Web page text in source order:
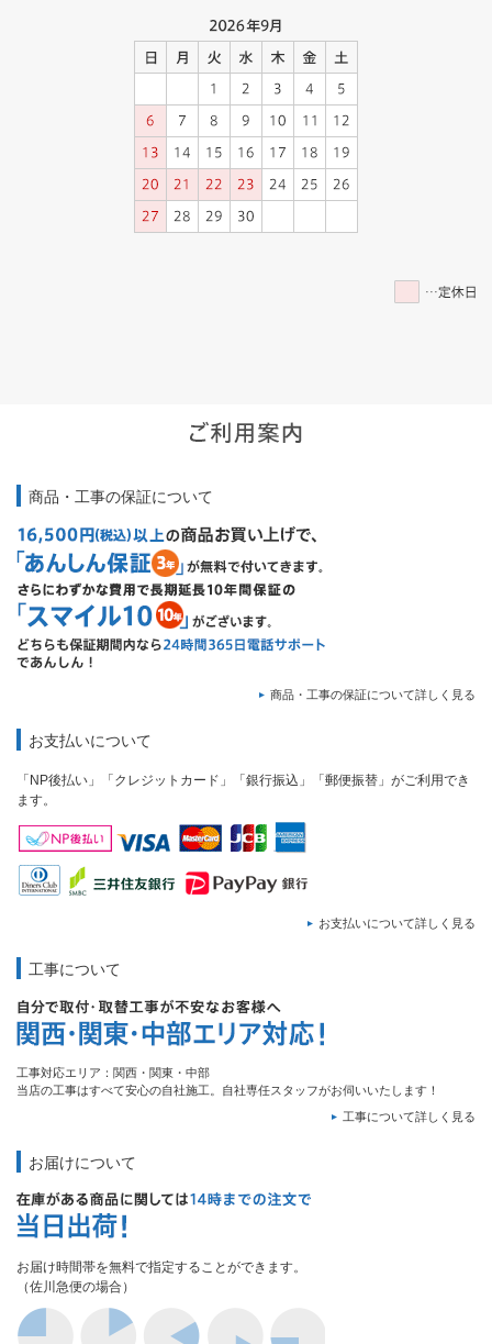
商品・工事の保証について
商品・工事の保証について詳しく見る
お支払いについて
「NP後払い」「クレジットカード」「銀行振込」「郵便振替」がご利用でき
ます。
お支払いについて詳しく見る
工事について
工事対応エリア：関西・関東・中部
当店の工事はすべて安心の自社施工。自社専任スタッフがお伺いいたします！
工事について詳しく見る
お届けについて
お届け時間帯を無料で指定することができます。
（佐川急便の場合）